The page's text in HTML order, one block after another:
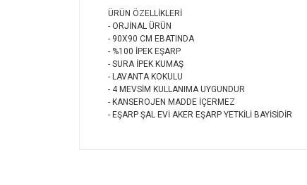
ÜRÜN ÖZELLİKLERİ
- ORJİNAL ÜRÜN
- 90X90 CM EBATINDA
- %100 İPEK EŞARP
- SURA İPEK KUMAŞ
- LAVANTA KOKULU
- 4 MEVSİM KULLANIMA UYGUNDUR
- KANSEROJEN MADDE İÇERMEZ
- EŞARP ŞAL EVİ AKER EŞARP YETKİLİ BAYİSİDİR